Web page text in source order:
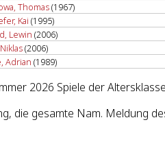
Thomas(1967)
Kai (1995)
Lewin (2006)
(2006)
Adrian (1989)
2026 Spiele der
die gesamte Nam. Meldung